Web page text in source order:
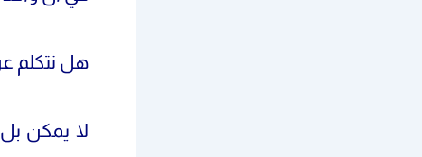
هل نتكلم
لا يمكن